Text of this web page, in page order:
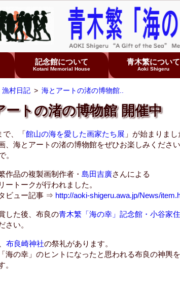
記念館について
Kotani Memorial House
青木繁について
Aoki Shigeru
漁村日記 海とアートの渚の博物館..
ートの渚の博物館 開催中
で、「館山の海を愛した画家たち展 」が始まりまし
、海とアートの渚の博物館をぜひお楽しみください
。
作品の複製画制作者・ 島田吉廣さんによる
ートークが行われました。
ビュー記事 ⇒ http://aoki-shigeru.awa.jp/News/
した後、布良の青木繁「海の幸」記念館・小谷家
さい。
布良崎神社の祭礼があります。
海の幸」のヒントになったと思われる布良の神輿を
。